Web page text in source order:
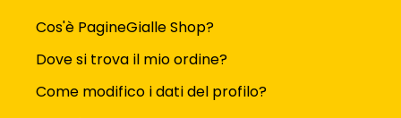
Cos'è PagineGialle Shop?
Dove si trova il mio ordine?
Come modifico i dati del profilo?